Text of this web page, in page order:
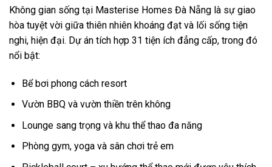
Không gian sống tại Masterise Homes Đà Nẵng là sự giao
hòa tuyệt vời giữa thiên nhiên khoáng đạt và lối sống tiện
nghi, hiện đại. Dự án tích hợp 31 tiện ích đẳng cấp, trong đó
nổi bật:
Bể bơi phong cách resort
Vườn BBQ và vườn thiền trên không
Lounge sang trọng và khu thể thao đa năng
Phòng gym, yoga và sân chơi trẻ em